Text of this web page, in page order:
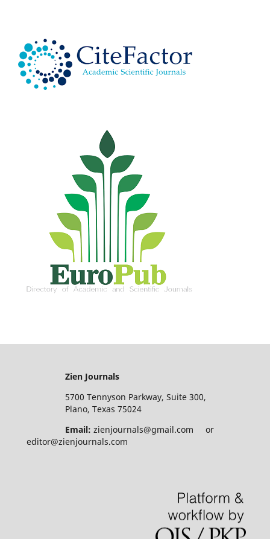
Zien Journals
5700 Tennyson Parkway, Suite 300,
Plano, Texas 75024
Email: zienjournals@gmail.com or
editor@zienjournals.com